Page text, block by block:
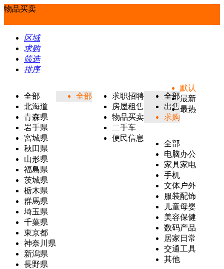
物品买卖
区域
求购
筛选
排序
全部
北海道
青森県
岩手県
宮城県
秋田県
山形県
福島県
茨城県
栃木県
群馬県
埼玉県
千葉県
東京都
神奈川県
新潟県
長野県
全部
求职招聘
房屋租售
物品买卖
二手车
便民信息
全部
出售
求购
全部
电脑办公
家具家电
手机
文体户外
服装配饰
儿童母婴
美容保健
数码产品
居家日常
交通工具
其他
默认
最新
最热